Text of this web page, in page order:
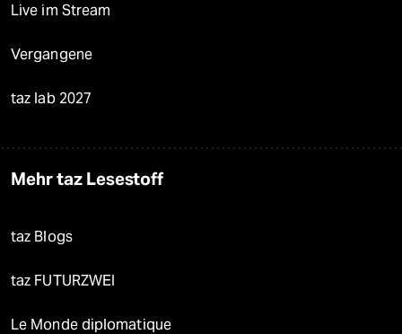
Live im Stream
Vergangene
taz lab 2027
Mehr taz Lesestoff
taz Blogs
taz FUTURZWEI
Le Monde diplomatique